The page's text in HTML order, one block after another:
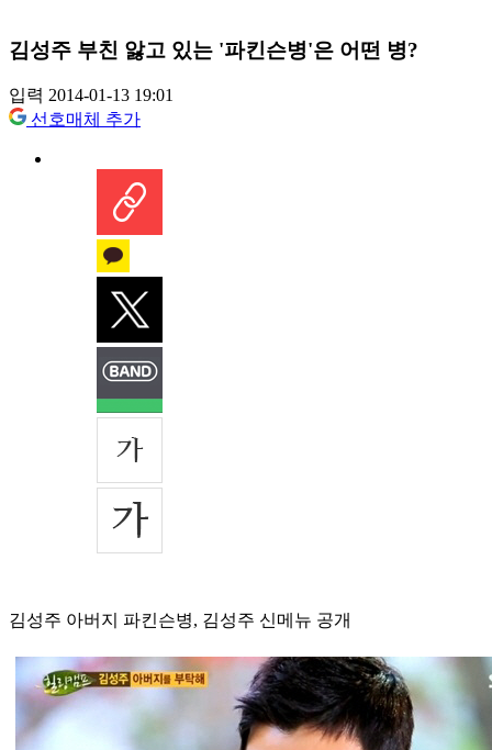
김성주 부친 앓고 있는 '파킨슨병'은 어떤 병?
입력 2014-01-13 19:01
선호매체 추가
김성주 아버지 파킨슨병, 김성주 신메뉴 공개